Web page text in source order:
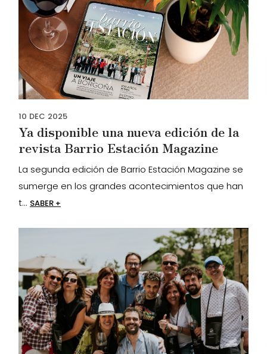
10 DEC 2025
Ya disponible una nueva edición de la
revista Barrio Estación Magazine
La segunda edición de Barrio Estación Magazine se
sumerge en los grandes acontecimientos que han
t... SABER +